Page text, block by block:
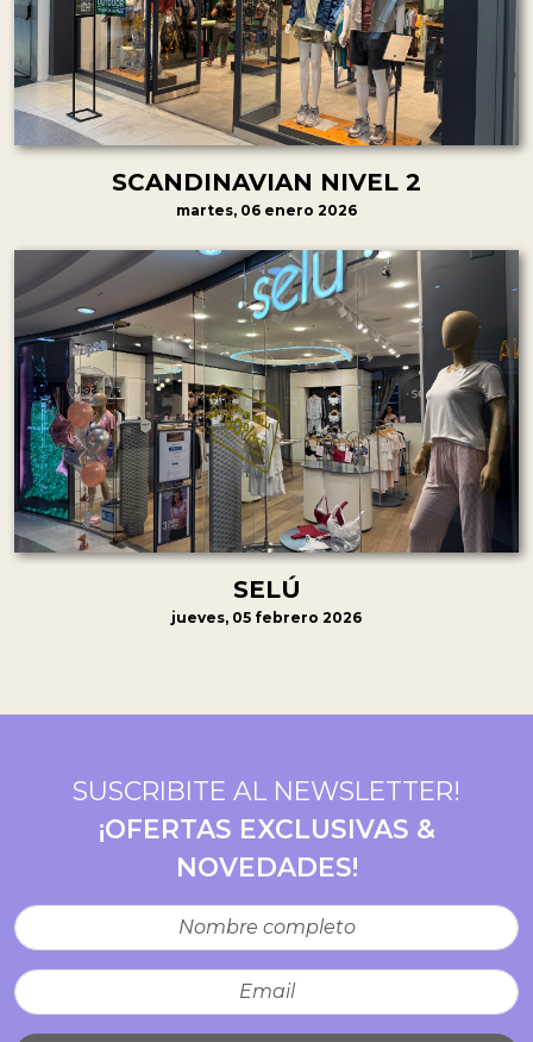
SCANDINAVIAN NIVEL 2
martes, 06 enero 2026
SELÚ
jueves, 05 febrero 2026
SUSCRIBITE AL NEWSLETTER!
¡OFERTAS EXCLUSIVAS &
NOVEDADES!